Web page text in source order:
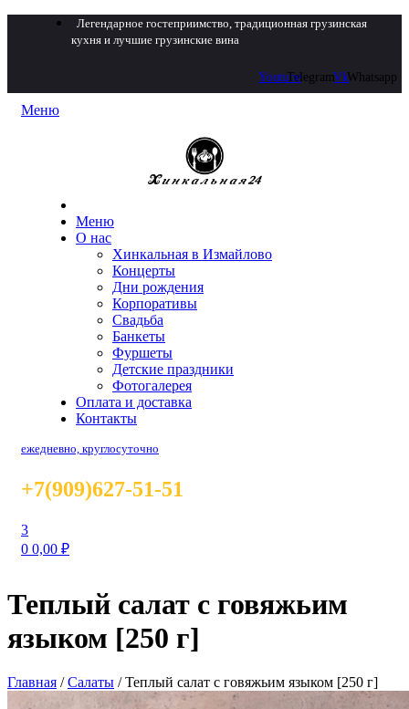
Легендарное гостеприимство, традиционная грузинская
кухня и лучшие грузинские вина
YoutubeTelegramVkWhatsapp
Меню
Меню
О нас
Хинкальная в Измайлово
Концерты
Дни рождения
Корпоративы
Свадьба
Банкеты
Фуршеты
Детские праздники
Фотогалерея
Оплата и доставка
Контакты
ежедневно, круглосуточно
+7(909)627-51-51
3
0 0,00 ₽
Теплый салат с говяжьим
языком [250 г]
Главная /Салаты /Теплый салат с говяжьим языком [250 г]